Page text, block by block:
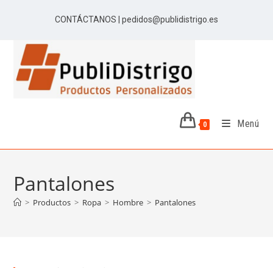
CONTÁCTANOS | pedidos@publidistrigo.es
0 Menú
Pantalones
> Productos > Ropa > Hombre > Pantalones